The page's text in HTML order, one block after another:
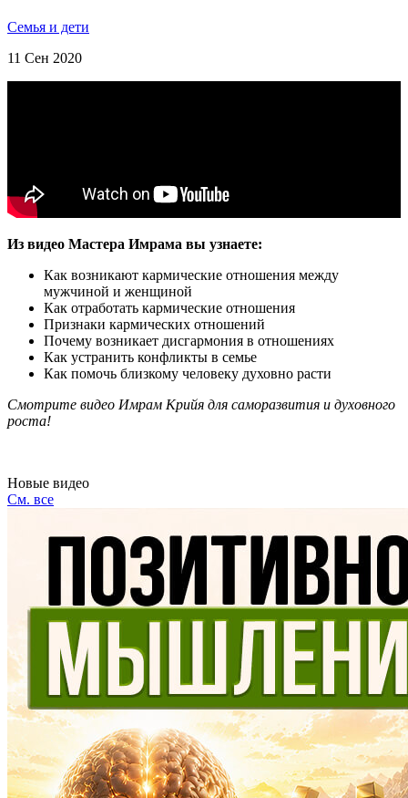
Семья и дети
11 Сен 2020
Из видео Мастера Имрама вы узнаете:
Как возникают кармические отношения между
мужчиной и женщиной
Как отработать кармические отношения
Признаки кармических отношений
Почему возникает дисгармония в отношениях
Как устранить конфликты в семье
Как помочь близкому человеку духовно расти
Смотрите видео Имрам Крийя для саморазвития и духовного
роста!
Новые видео
См. все